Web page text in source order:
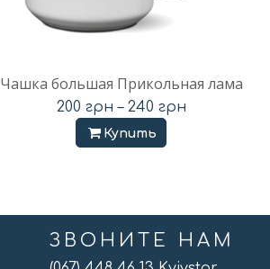
Чашка большая Прикольная лама
200 грн – 240 грн
Купить
ЗВОНИТЕ НАМ